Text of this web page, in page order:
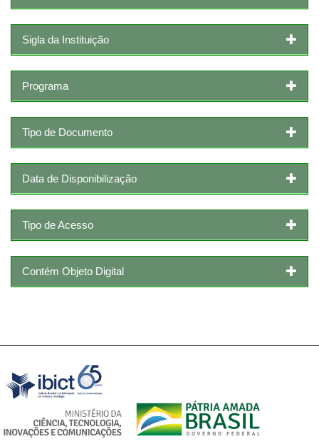
Sigla da Instituição
Programa
Tipo de Documento
Data de Disponibilização
Tipo de Acesso
Contém Objeto Digital